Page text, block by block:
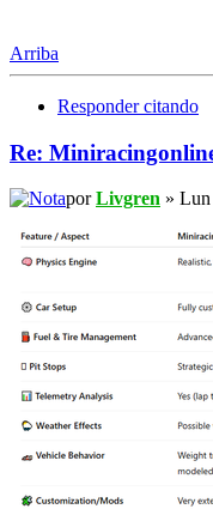
Arriba
Responder citando
Re:
porLivgren »